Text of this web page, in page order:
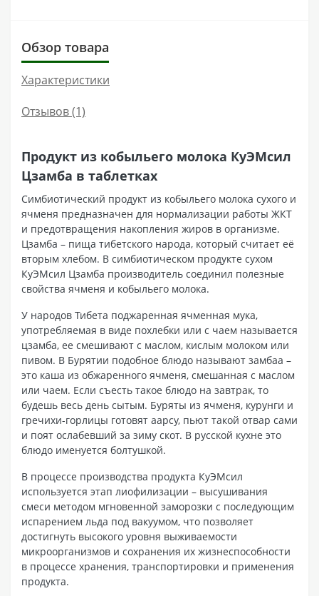
Обзор товара
Характеристики
Отзывов (1)
Продукт из кобыльего молока КуЭМсил
Цзамба в таблетках
Симбиотический продукт из кобыльего молока сухого и
ячменя предназначен для нормализации работы ЖКТ
и предотвращения накопления жиров в организме.
Цзамба – пища тибетского народа, который считает её
вторым хлебом. В симбиотическом продукте сухом
КуЭМсил Цзамба производитель соединил полезные
свойства ячменя и кобыльего молока.
У народов Тибета поджаренная ячменная мука,
употребляемая в виде похлебки или с чаем называется
цзамба, ее смешивают с маслом, кислым молоком или
пивом. В Бурятии подобное блюдо называют замбаа –
это каша из обжаренного ячменя, смешанная с маслом
или чаем. Если съесть такое блюдо на завтрак, то
будешь весь день сытым. Буряты из ячменя, курунги и
гречихи-горлицы готовят аарсу, пьют такой отвар сами
и поят ослабевший за зиму скот. В русской кухне это
блюдо именуется болтушкой.
В процессе производства продукта КуЭМсил
используется этап лиофилизации – высушивания
смеси методом мгновенной заморозки с последующим
испарением льда под вакуумом, что позволяет
достигнуть высокого уровня выживаемости
микроорганизмов и сохранения их жизнеспособности
в процессе хранения, транспортировки и применения
продукта.